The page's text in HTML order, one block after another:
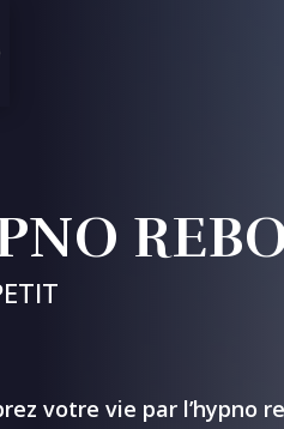
votre vie par l’hypno